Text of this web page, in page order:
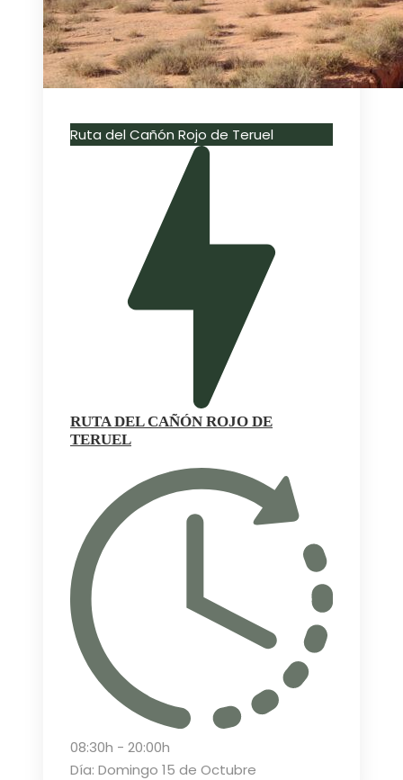
Ruta del Cañón Rojo de Teruel
RUTA DEL CAÑÓN ROJO DE
TERUEL
08:30h - 20:00h
Día: Domingo 15 de Octubre